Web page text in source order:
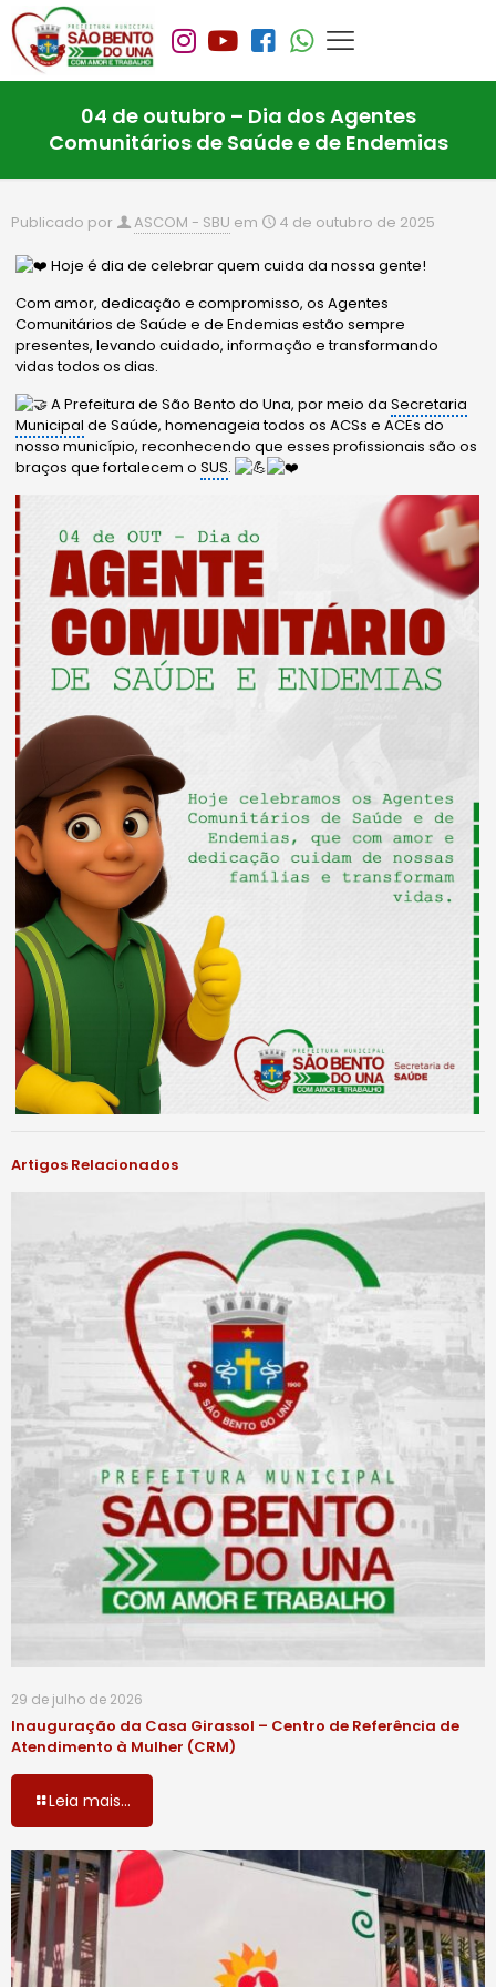
04 de outubro – Dia dos Agentes
Comunitários de Saúde e de Endemias
Publicado por ASCOM - SBU em 4 de outubro de 2025
Hoje é dia de celebrar quem cuida da nossa gente!
Com amor, dedicação e compromisso, os Agentes
Comunitários de Saúde e de Endemias estão sempre
presentes, levando cuidado, informação e transformando
vidas todos os dias.
A Prefeitura de São Bento do Una, por meio daSecretaria
Municipal de Saúde, homenageia todos os ACSs e ACEs do
nosso município, reconhecendo que esses profissionais são os
braços que fortalecem oSUS.
Artigos Relacionados
29 de julho de 2026
Inauguração da Casa Girassol – Centro de Referência de
Atendimento à Mulher (CRM)
Leia mais...